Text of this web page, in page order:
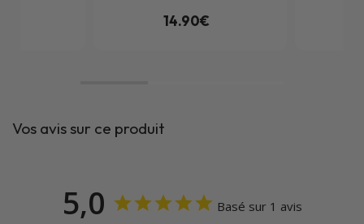
14.90€
Vos avis sur ce produit
5,0 Basé sur 1 avis